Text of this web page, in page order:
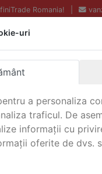
Romania!
Echipamente
pentru laborator.
Garantie Internationala.
uri
a personaliza
traficul. De
informații cu
oferite de dvs.